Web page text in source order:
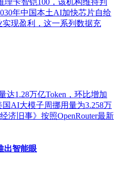
年中国本土AI加快芯片自给
现盈利，这一系列数据充
达1.28万亿Token，环比增加
AI大模子周挪用量为3.258万
济旧事》按照OpenRouter最新
出智能眼